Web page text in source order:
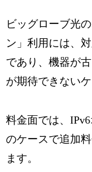
ビッグローブ光
ン」利用には、
であり、機器が
が期待できない
料金面では、
のケースで追加
ます。